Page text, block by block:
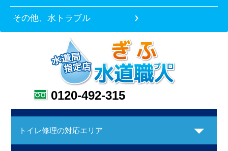
その他、水トラブル
0120-492-315
トイレ修理の対応エリア